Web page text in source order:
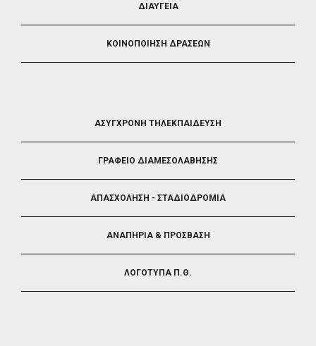
ΔΙΑΥΓΕΙΑ
ΚΟΙΝΟΠΟΙΗΣΗ ΔΡΑΣΕΩΝ
ΑΣΥΓΧΡΟΝΗ ΤΗΛΕΚΠΑΙΔΕΥΣΗ
ΓΡΑΦΕΙΟ ΔΙΑΜΕΣΟΛΑΒΗΣΗΣ
ΑΠΑΣΧΟΛΗΣΗ - ΣΤΑΔΙΟΔΡΟΜΙΑ
ΑΝΑΠΗΡΙΑ & ΠΡΟΣΒΑΣΗ
ΛΟΓΟΤΥΠΑ Π.Θ.